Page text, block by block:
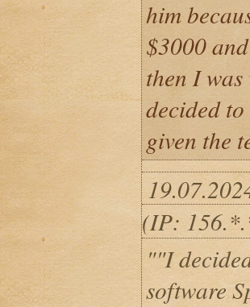
him
$3000
then I
decided
given the
(IP:
""I
software